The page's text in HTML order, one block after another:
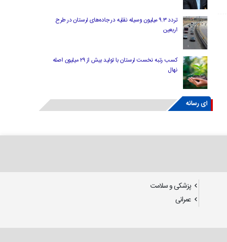
تردد ۹.۳ میلیون وسیله نقلیه در جاده‌های لرستان در طرح
اربعین
کسب رتبه نخست لرستان با تولید بیش از ۲۹ میلیون اصله
نهال
ای رسانه
پزشکی و سلامت
عمرانی